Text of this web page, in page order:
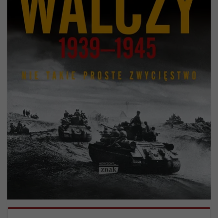
tego, jak strona
jest używana.
Doświadczenie
Aby nasza strona
działała jak
Jeśli odrzucisz te
pliki cookie,
niektóre funkcje
znikną ze strony
internetowej.
Marketing